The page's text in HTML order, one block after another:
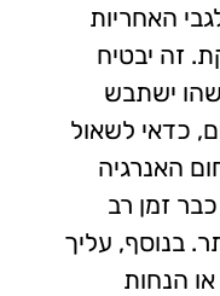
האחריות
זה יבטיח
ישתבש
כדאי לשאול
האנרגיה
זמן רב
בנוסף, עליך
הנחות